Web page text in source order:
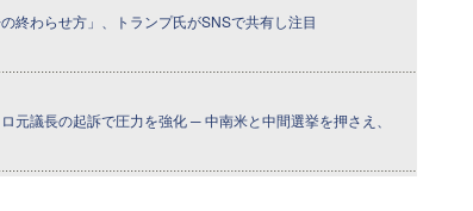
終わらせ方」、トランプ氏がSNSで共有し注目
元議長の起訴で圧力を強化 ─ 中南米と中間選挙を押さえ、